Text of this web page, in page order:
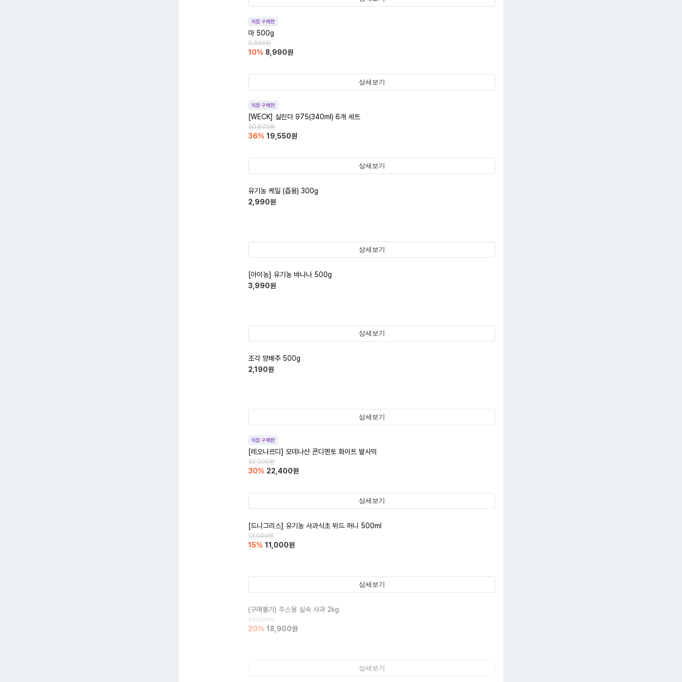
직접 구매한
마 500g
9,990원
10% 8,990원
상세보기
직접 구매한
[WECK] 실린더 975(340ml) 6개 세트
30,870원
36% 19,550원
상세보기
유기농 케일 (즙용) 300g
2,990원
상세보기
[아이농] 유기농 바나나 500g
3,990원
상세보기
조각 양배추 500g
2,190원
상세보기
직접 구매한
[레오나르디] 모데나산 콘디멘토 화이트 발사믹
32,000원
30% 22,400원
상세보기
[드니그리스] 유기농 사과식초 위드 허니 500ml
13,000원
15% 11,000원
상세보기
(구매불가) 주스용 실속 사과 2kg
23,900원
20% 18,900원
상세보기